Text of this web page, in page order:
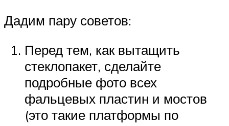
Дадим пару советов:
Перед тем, как вытащить
стеклопакет, сделайте
подробные фото всех
фальцевых пластин и мостов
(это такие платформы по